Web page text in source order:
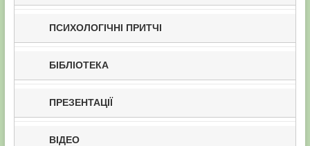
ПСИХОЛОГІЧНІ ПРИТЧІ
БІБЛІОТЕКА
ПРЕЗЕНТАЦІЇ
ВІДЕО